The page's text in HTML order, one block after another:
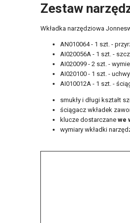
Zestaw
Wkładka narzędziowa
AN010064 - 1 szt. -
AI020056A - 1 szt. -
AI020099 - 2 szt. -
AI020100 - 1 szt. -
AI010012A - 1 szt. -
smukły i długi kształt
ściągacz wkładek
klucze dostarczane we
wymiary wkładki